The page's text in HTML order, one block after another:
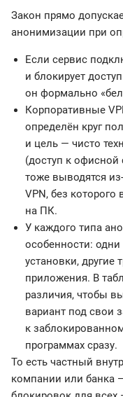
Закон прямо
анонимизации при
Если сервис
и блокирует
он формально
Корпоративные
определён круг
и цель — чисто
(доступ к офисной
тоже выводятся
VPN, без которого
на ПК.
У каждого типа
особенности: одни
установки, другие
приложения. В
различия, чтобы
вариант под свои
к
программах сразу.
То есть частный
компании или банка